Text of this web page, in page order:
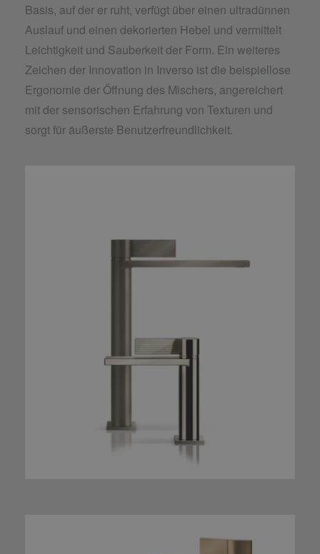
Basis, auf der er ruht, verfügt über einen ultradünnen
Auslauf und einen dekorierten Hebel und vermittelt
Leichtigkeit und Sauberkeit der Form. Ein weiteres
Zeichen der Innovation in Inverso ist die beispiellose
Ergonomie der Öffnung des Mischers, angereichert
mit der sensorischen Erfahrung von Texturen und
sorgt für äußerste Benutzerfreundlichkeit.